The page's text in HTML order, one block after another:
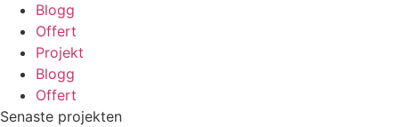
Blogg
Offert
Projekt
Blogg
Offert
Senaste projekten